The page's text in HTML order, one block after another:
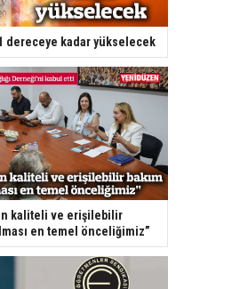
dereceye kadar yükselecek
kaliteli ve erişilebilir
en temel önceliğimiz”